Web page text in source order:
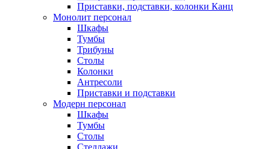
Приставки, подставки, колонки Канц
Монолит персонал
Шкафы
Тумбы
Трибуны
Столы
Колонки
Антресоли
Приставки и подставки
Модерн персонал
Шкафы
Тумбы
Столы